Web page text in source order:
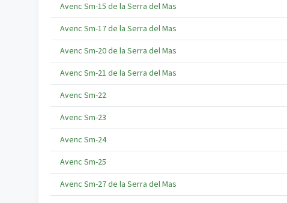
Avenc Sm-15 de la Serra del Mas
Avenc Sm-17 de la Serra del Mas
Avenc Sm-20 de la Serra del Mas
Avenc Sm-21 de la Serra del Mas
Avenc Sm-22
Avenc Sm-23
Avenc Sm-24
Avenc Sm-25
Avenc Sm-27 de la Serra del Mas